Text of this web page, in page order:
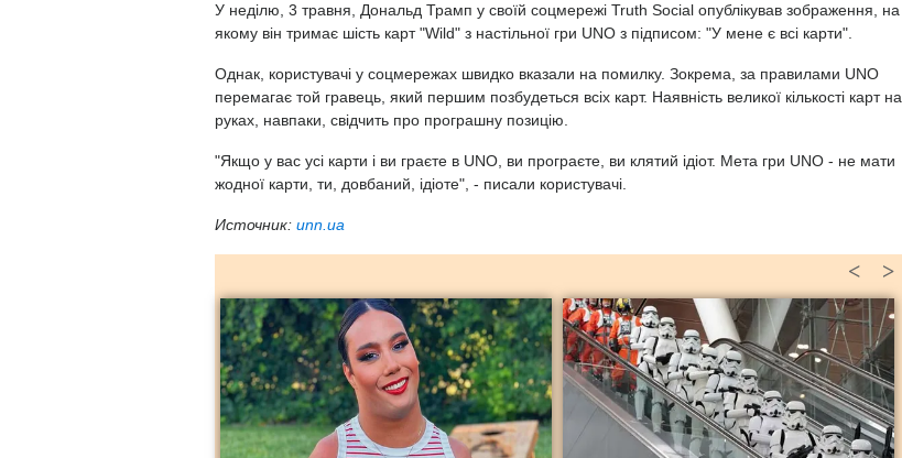
У неділю, 3 травня, Дональд Трамп у своїй соцмережі Truth Social опублікував зображення, на
якому він тримає шість карт "Wild" з настільної гри UNO з підписом: "У мене є всі карти".
Однак, користувачі у соцмережах швидко вказали на помилку. Зокрема, за правилами UNO
перемагає той гравець, який першим позбудеться всіх карт. Наявність великої кількості карт на
руках, навпаки, свідчить про програшну позицію.
"Якщо у вас усі карти і ви граєте в UNO, ви програєте, ви клятий ідіот. Мета гри UNO - не мати
жодної карти, ти, довбаний, ідіоте", - писали користувачі.
Источник: unn.ua
>
<